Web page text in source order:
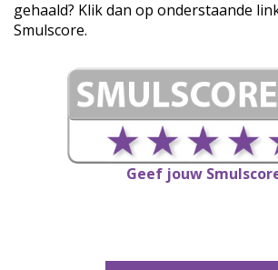
gehaald? Klik dan op onderstaande
Smulscore.
Geef jouw